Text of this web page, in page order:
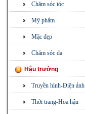
Chăm sóc tóc
Mỹ phẩm
Mặc đẹp
Chăm sóc da
Hậu trường
Truyền hình-Điện ảnh
Thời trang-Hoa hậu